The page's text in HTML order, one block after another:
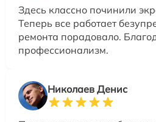
Здесь классно починили
Теперь все работает
ремонта порадовало.
профессионализм.
Николаев Денис